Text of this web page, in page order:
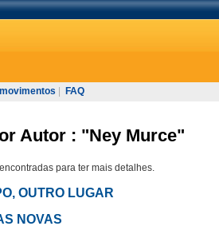
FAQ
Autor : "Ney Murce"
para ter mais detalhes.
OUTRO LUGAR
NOVAS